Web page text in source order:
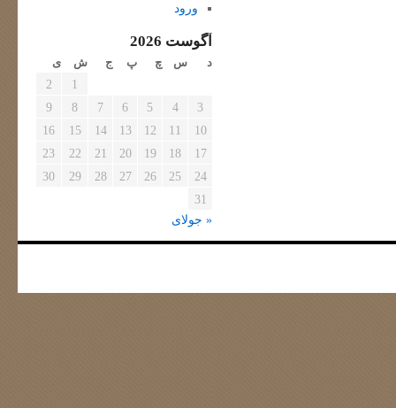
ورود
آگوست 2026
د س چ پ ج ش ی
1
2
3
4
5
6
7
8
9
10
11
12
13
14
15
16
17
18
19
20
21
22
23
24
25
26
27
28
29
30
31
« جولای